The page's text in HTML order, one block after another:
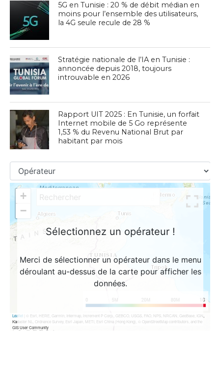
5G en Tunisie : 20 % de débit médian en
moins pour l’ensemble des utilisateurs,
la 4G seule recule de 28 %
Stratégie nationale de l’IA en Tunisie :
annoncée depuis 2018, toujours
introuvable en 2026
Rapport UIT 2025 : En Tunisie, un forfait
Internet mobile de 5 Go représente
1,53 % du Revenu National Brut par
habitant par mois